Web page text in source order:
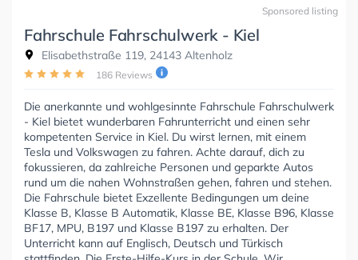
Sponsored listing
Fahrschule Fahrschulwerk - Kiel
Elisabethstraße 119, 24143 Altenholz
186 Reviews
Die anerkannte und wohlgesinnte Fahrschule Fahrschulwerk
- Kiel bietet wunderbaren Fahrunterricht und einen sehr
kompetenten Service in Kiel. Du wirst lernen, mit einem
Tesla und Volkswagen zu fahren. Achte darauf, dich zu
fokussieren, da zahlreiche Personen und geparkte Autos
rund um die nahen Wohnstraßen gehen, fahren und stehen.
Die Fahrschule bietet Exzellente Bedingungen um deine
Klasse B, Klasse B Automatik, Klasse BE, Klasse B96, Klasse
BF17, MPU, B197 und Klasse B197 zu erhalten. Der
Unterricht kann auf Englisch, Deutsch und Türkisch